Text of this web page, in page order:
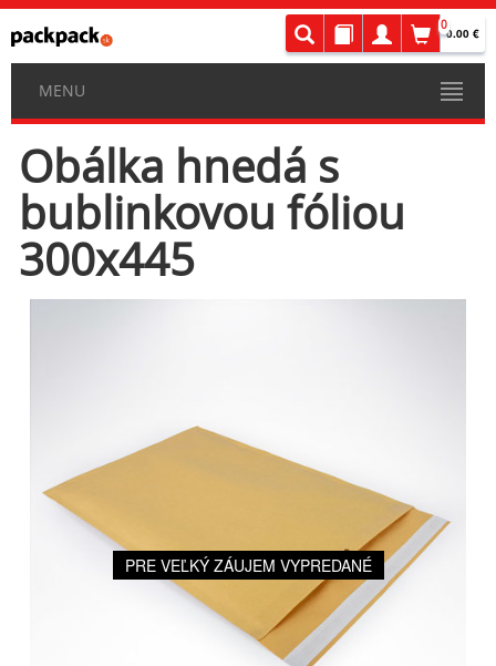
0
0.00 €
MENU
Obálka hnedá s
bublinkovou fóliou
300x445
PRE VEĽKÝ ZÁUJEM VYPREDANÉ